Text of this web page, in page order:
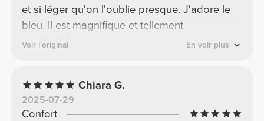
et si léger qu'on l'oublie presque. J'adore le
bleu. Il est magnifique et tellement
confortable. Je recommande vivement ce
Voir l'original En voir plus
Chiara G.
2025-07-29
Confort